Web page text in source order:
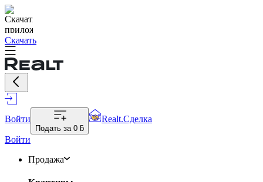
Скачать
Войти
Подать за 0 ƃ
Realt.Сделка
Войти
Продажа